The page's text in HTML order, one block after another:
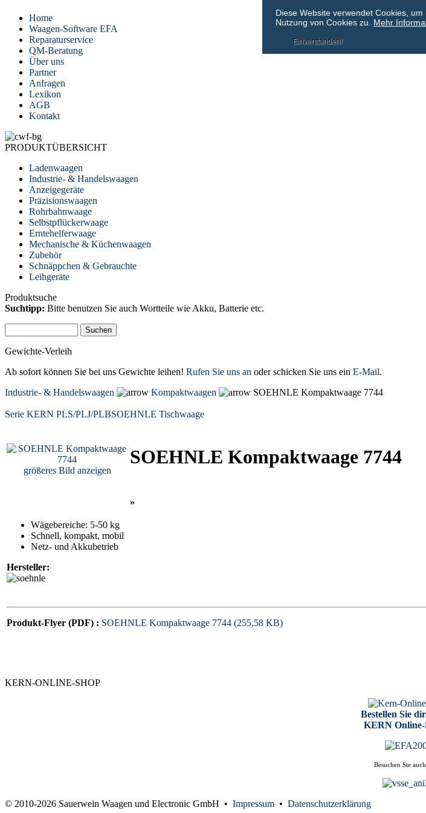
Home
Waagen-Software EFA
Reparaturservice
QM-Beratung
Über uns
Partner
Anfragen
Lexikon
AGB
Kontakt
PRODUKTÜBERSICHT
Ladenwaagen
Industrie- & Handelswaagen
Anzeigegeräte
Präzisionswaagen
Rohrbahnwaage
Selbstpflückerwaage
Erntehelferwaage
Mechanische & Küchenwaagen
Zubehör
Schnäppchen & Gebrauchte
Leihgeräte
Produktsuche
Suchtipp: Bitte benutzen Sie auch Wortteile wie Akku, Batterie etc.
Gewichte-Verleih
Ab sofort können Sie bei uns Gewichte leihen! Rufen Sie uns an oder schicken Sie uns ein E-Mail.
Industrie- & Handelswaagen
Kompaktwaagen SOEHNLE Kompaktwaage 7744
Serie KERN PLS/PLJ/PLBSOEHNLE Tischwaage
größeres Bild anzeigen
SOEHNLE Kompaktwaage 7744
»
Wägebereiche: 5-50 kg
Schnell, kompakt, mobil
Netz- und Akkubetrieb
Hersteller:
Produkt-Flyer (PDF) : SOEHNLE Kompaktwaage 7744 (255,58 KB)
KERN-ONLINE-SHOP
Bestellen Sie
KERN Online-
Besuchen Sie
© 2010-2026 Sauerwein Waagen und Electronic GmbH • Impressum • Datenschutzerklärung
Diese Website verwendet Cookies,
Nutzung von Cookies zu. Mehr
Einverstanden!